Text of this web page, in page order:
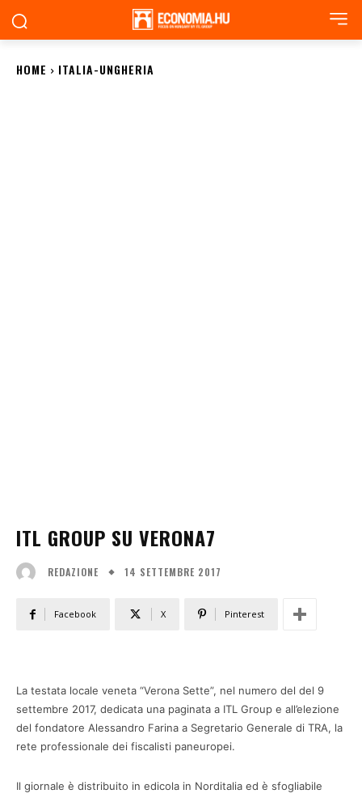
HOME ITALIA-UNGHERIA
ITL GROUP SU VERONA7
REDAZIONE 14 SETTEMBRE 2017
Facebook X Pinterest
La testata locale veneta “Verona Sette”, nel numero del del 9
settembre 2017, dedicata una paginata a ITL Group e all’elezione
del fondatore Alessandro Farina a Segretario Generale di TRA, la
rete professionale dei fiscalisti paneuropei.
Il giornale è distribuito in edicola in Norditalia ed è sfogliabile